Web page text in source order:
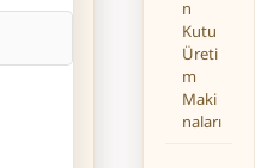
n
Kutu
Üreti
m
Maki
naları